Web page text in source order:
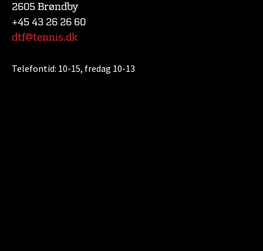
2605 Brøndby
+45 43 26 26 60
dtf@tennis.dk
Telefontid: 10-15, fredag 10-13